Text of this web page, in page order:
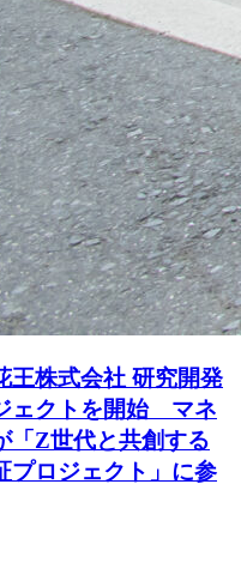
王株式会社 研究開発
ェクトを開始 マネ
「Z世代と共創する
プロジェクト」に参